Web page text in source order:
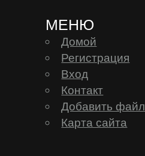
МЕНЮ
Домой
Регистрация
Вход
Контакт
Добавить файл
Карта сайта